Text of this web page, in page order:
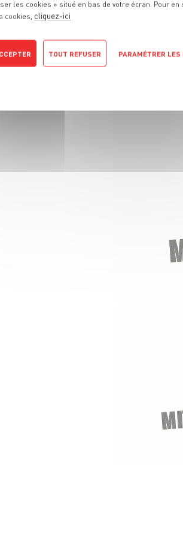
les cookies » situé en bas de votre écran. Pour en
cookies, cliquez-ici
TOUT REFUSER PARAMÉTRER LES